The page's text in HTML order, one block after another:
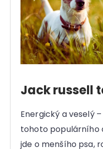
Jack russell
Energický a veselý
tohoto populárního
jde o menšího psa,